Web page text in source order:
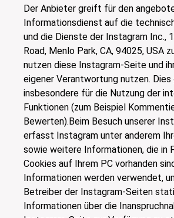
Der Anbieter greift für den
Informationsdienst auf die
und die Dienste der Instagram Inc.,
Road, Menlo Park, CA, 94025, USA
nutzen diese Instagram-Seite und
eigener Verantwortung nutzen. Dies
insbesondere für die Nutzung der
Funktionen (zum Beispiel
Bewerten).Beim Besuch unserer
erfasst Instagram unter anderem
sowie weitere Informationen, die in
Cookies auf Ihrem PC vorhanden
Informationen werden verwendet,
Betreiber der Instagram-Seiten
Informationen über die